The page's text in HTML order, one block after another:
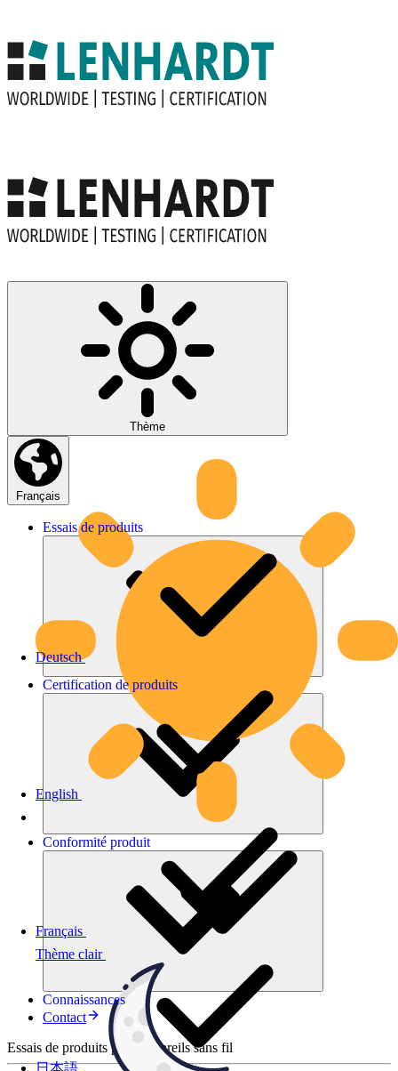
Thème
Thème clair
Français
Deutsch
English
Français
日本語
Essais de produits
Certification de produits
Conformité produit
Connaissances
Contact
Essais de produits pour appareils sans fil